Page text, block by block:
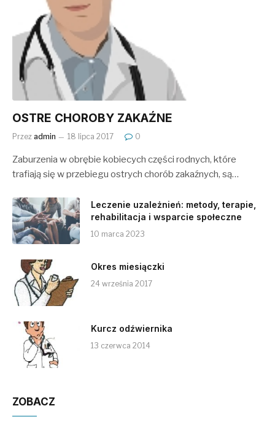
OSTRE CHOROBY ZAKAŹNE
Przez admin 18 lipca 2017 0
Zaburzenia w obrębie kobiecych części rodnych, które
trafiają się w przebiegu ostrych chorób zakaźnych, są…
Leczenie uzależnień: metody, terapie,
rehabilitacja i wsparcie społeczne
10 marca 2023
Okres miesiączki
24 września 2017
Kurcz odźwiernika
13 czerwca 2014
ZOBACZ